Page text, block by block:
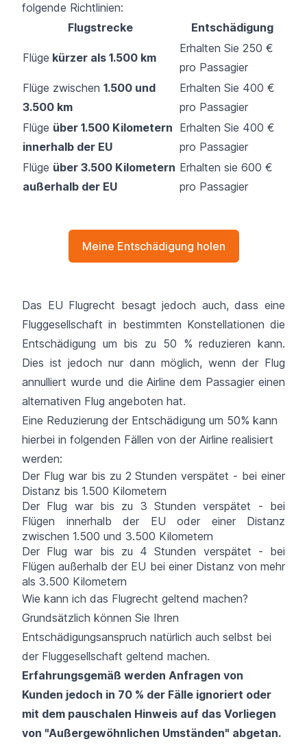
folgende Richtlinien:
Flugstrecke
Entschädigung
Flüge kürzer als 1.500 km
Erhalten Sie 250 €
pro Passagier
Flüge zwischen 1.500 und
3.500 km
Erhalten Sie 400 €
pro Passagier
Flüge über 1.500 Kilometern
innerhalb der EU
Erhalten Sie 400 €
pro Passagier
Flüge über 3.500 Kilometern
außerhalb der EU
Erhalten sie 600 €
pro Passagier
Meine Entschädigung holen
Das EU Flugrecht besagt jedoch auch, dass eine
Fluggesellschaft in bestimmten Konstellationen die
Entschädigung um bis zu 50 % reduzieren kann.
Dies ist jedoch nur dann möglich, wenn der Flug
annulliert wurde und die Airline dem Passagier einen
alternativen Flug angeboten hat.
Eine Reduzierung der Entschädigung um 50% kann
hierbei in folgenden Fällen von der Airline realisiert
werden:
Der Flug war bis zu 2 Stunden verspätet - bei einer
Distanz bis 1.500 Kilometern
Der Flug war bis zu 3 Stunden verspätet - bei
Flügen innerhalb der EU oder einer Distanz
zwischen 1.500 und 3.500 Kilometern
Der Flug war bis zu 4 Stunden verspätet - bei
Flügen außerhalb der EU bei einer Distanz von mehr
als 3.500 Kilometern
Wie kann ich das Flugrecht geltend machen?
Grundsätzlich können Sie Ihren
Entschädigungsanspruch natürlich auch selbst bei
der Fluggesellschaft geltend machen.
Erfahrungsgemäß werden Anfragen von
Kunden jedoch in 70 % der Fälle ignoriert oder
mit dem pauschalen Hinweis auf das Vorliegen
von "Außergewöhnlichen Umständen" abgetan.